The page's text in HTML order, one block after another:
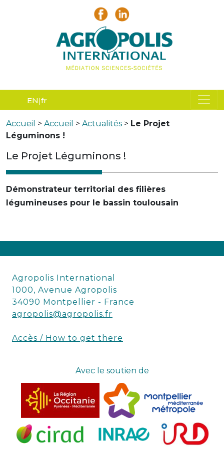
EN fr
Accueil > Accueil > Actualités > Le Projet
Léguminons !
Le Projet Léguminons !
Démonstrateur territorial des filières
légumineuses pour le bassin toulousain
Agropolis International
1000, Avenue Agropolis
34090 Montpellier - France
agropolis@agropolis.fr
Accès / How to get there
Avec le soutien de